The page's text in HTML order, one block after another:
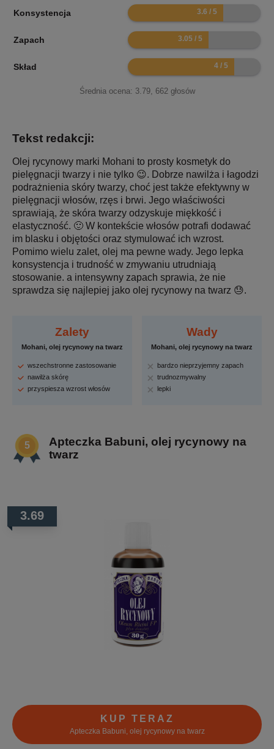
Konsystencja 7.2
Zapach 6.1
Skład 8
Średnia ocena: 3.79, 662głosów
Tekst redakcji:
Olej rycynowy marki Mohani to prosty kosmetyk do
pielęgnacji twarzy i nie tylko 😉. Dobrze nawilża i łagodzi
podrażnienia skóry twarzy, choć jest także efektywny w
pielęgnacji włosów, rzęs i brwi. Jego właściwości
sprawiają, że skóra twarzy odzyskuje miękkość i
elastyczność. 🙂 W kontekście włosów potrafi dodawać
im blasku i objętości oraz stymulować ich wzrost.
Pomimo wielu zalet, olej ma pewne wady. Jego lepka
konsystencja i trudność w zmywaniu utrudniają
stosowanie. a intensywny zapach sprawia, że nie
sprawdza się najlepiej jako olej rycynowy na twarz 😓.
Zalety
Mohani, olej rycynowy na twarz
wszechstronne zastosowanie
nawilża skórę
przyspiesza wzrost włosów
Wady
Mohani, olej rycynowy na twarz
bardzo nieprzyjemny zapach
trudnozmywalny
lepki
Apteczka Babuni, olej rycynowy na
twarz
3.69
KUP TERAZ
Apteczka Babuni, olej rycynowy na twarz